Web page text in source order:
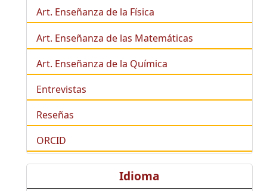
Art. Enseñanza de la Física
Art. Enseñanza de las Matemáticas
Art. Enseñanza de la Química
Entrevistas
Reseñas
ORCID
Idioma